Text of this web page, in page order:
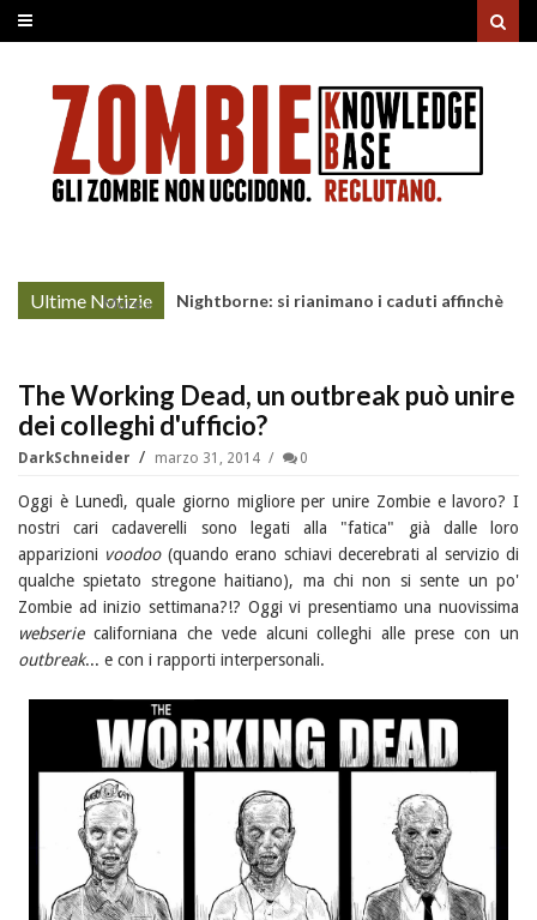
Ultime Notizie
More »
Nightborne: si rianimano i caduti affinchè
The Working Dead, un outbreak può unire
dei colleghi d'ufficio?
DarkSchneider marzo 31, 2014 0
Oggi è Lunedì, quale giorno migliore per unire Zombie e lavoro? I
nostri cari cadaverelli sono legati alla "fatica" già dalle loro
apparizioni voodoo(quando erano schiavi decerebrati al servizio di
qualche spietato stregone haitiano), ma chi non si sente un po'
Zombie ad inizio settimana?!? Oggi vi presentiamo una nuovissima
webseriecaliforniana che vede alcuni colleghi alle prese con un
outbreak... e con i rapporti interpersonali.